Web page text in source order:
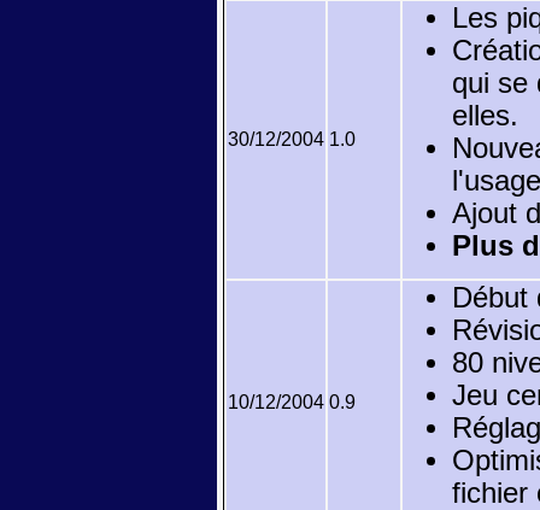
30/12/2004 1.0
Les
qui se
elles.
Ajout
Plus
10/12/2004 0.9
Début
80
Jeu
fichier